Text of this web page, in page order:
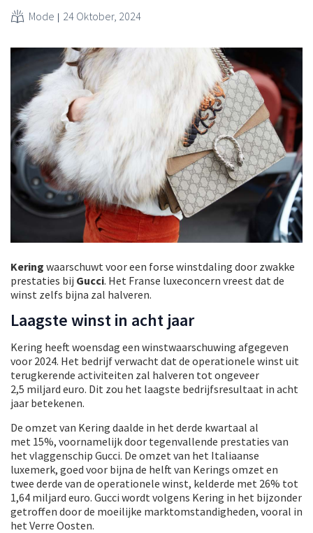
Mode 24 Oktober, 2024
Kering waarschuwt voor een forse winstdaling door zwakke
prestaties bij Gucci. Het Franse luxeconcern vreest dat de
winst zelfs bijna zal halveren.
Laagste winst in acht jaar
Kering heeft woensdag een winstwaarschuwing afgegeven
voor 2024. Het bedrijf verwacht dat de operationele winst uit
terugkerende activiteiten zal halveren tot ongeveer
2,5 miljard euro. Dit zou het laagste bedrijfsresultaat in acht
jaar betekenen.
De omzet van Kering daalde in het derde kwartaal al
met 15%, voornamelijk door tegenvallende prestaties van
het vlaggenschip Gucci. De omzet van het Italiaanse
luxemerk, goed voor bijna de helft van Kerings omzet en
twee derde van de operationele winst, kelderde met 26% tot
1,64 miljard euro. Gucci wordt volgens Kering in het bijzonder
getroffen door de moeilijke marktomstandigheden, vooral in
het Verre Oosten.